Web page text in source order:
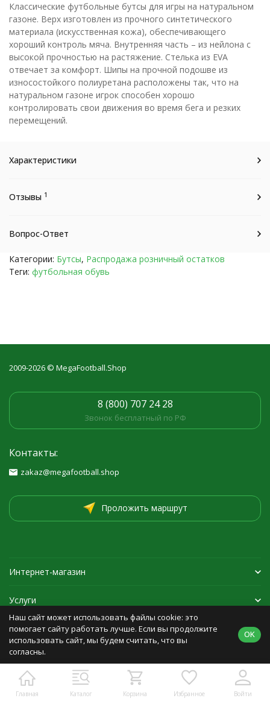
Классические футбольные бутсы для игры на натуральном
газоне. Верх изготовлен из прочного синтетического
материала (искусственная кожа), обеспечивающего
хороший контроль мяча. Внутренняя часть – из нейлона с
высокой прочностью на растяжение. Стелька из EVA
отвечает за комфорт. Шипы на прочной подошве из
износостойкого полиуретана расположены так, что на
натуральном газоне игрок способен хорошо
контролировать свои движения во время бега и резких
перемещений.
Характеристики
Отзывы 1
Вопрос-Ответ
Категории: Бутсы, Распродажа розничный остатков
Теги: футбольная обувь
Главная Каталог Корзина Избранное Войти
2009-2026 © MegaFootball.Shop
8 (800) 707 24 28
Звонок бесплатный по РФ
Контакты:
zakaz@megafootball.shop
Проложить маршрут
Интернет-магазин
Услуги
Спортивная экипировка
Политика персональных данных Карта сайта
Наш сайт может использовать файлы cookie: это
помогает сайту работать лучше. Если вы продолжите
использовать сайт, мы будем считать, что вы
согласны.
OK